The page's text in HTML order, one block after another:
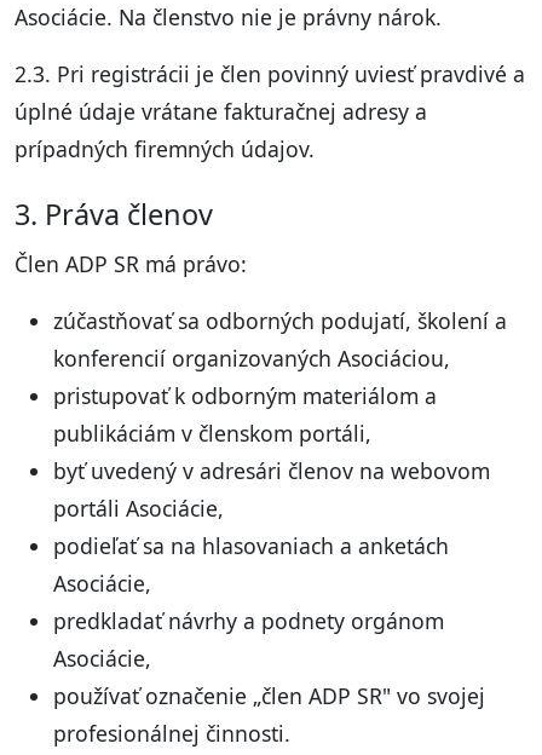
Asociácie. Na členstvo nie je právny nárok.
2.3. Pri registrácii je člen povinný uviesť pravdivé a
úplné údaje vrátane fakturačnej adresy a
prípadných firemných údajov.
3. Práva členov
Člen ADP SR má právo:
zúčastňovať sa odborných podujatí, školení a
konferencií organizovaných Asociáciou,
pristupovať k odborným materiálom a
publikáciám v členskom portáli,
byť uvedený v adresári členov na webovom
portáli Asociácie,
podieľať sa na hlasovaniach a anketách
Asociácie,
predkladať návrhy a podnety orgánom
Asociácie,
používať označenie „člen ADP SR" vo svojej
profesionálnej činnosti.